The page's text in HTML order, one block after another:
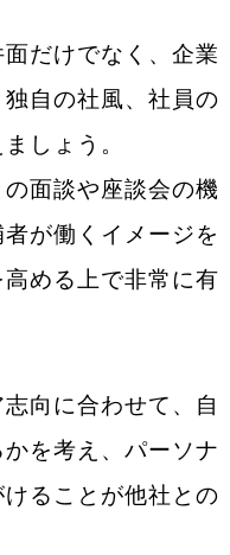
だけでなく、企業
自の社風、社員の
しょう。
面談や座談会の機
が働くイメージを
める上で非常に有
向に合わせて、自
を考え、パーソナ
ることが他社との